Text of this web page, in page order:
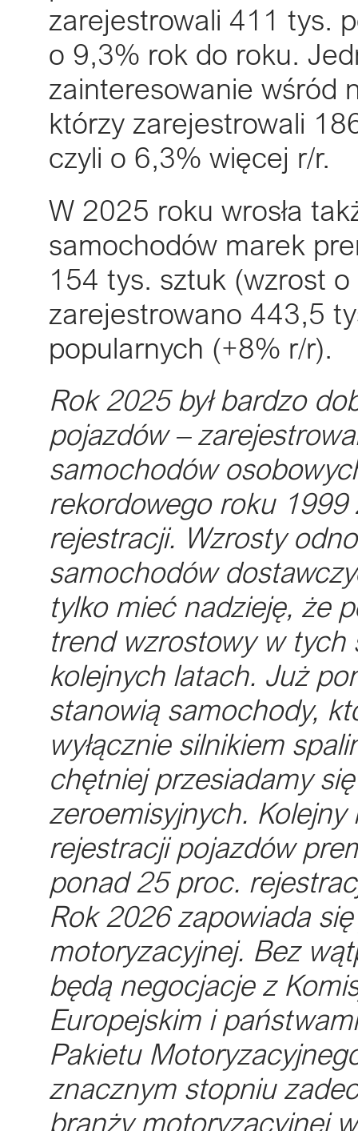
zarejestrowali 411 tys.
o 9,3% rok do roku.
zainteresowanie wśród
którzy zarejestrowali
czyli o 6,3% więcej r/r.
W 2025 roku wrosła
samochodów marek
154 tys. sztuk (wzrost
zarejestrowano 443,5
popularnych (+8% r/r).
Rok 2025 był bardzo
pojazdów –
samochodów
rekordowego roku
rejestracji. Wzrosty
samochodów
tylko mieć nadzieję, że
trend wzrostowy w
kolejnych latach. Już
stanowią samochody,
wyłącznie silnikiem
chętniej przesiadamy
zeroemisyjnych.
rejestracji pojazdów
ponad 25 proc.
Rok 2026 zapowiada
motoryzacyjnej. Bez
będą negocjacje z
Europejskim i
Pakietu
znacznym stopniu
branży motoryzacyjnej